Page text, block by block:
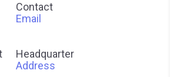
Contact
Email
Headquarter
Address